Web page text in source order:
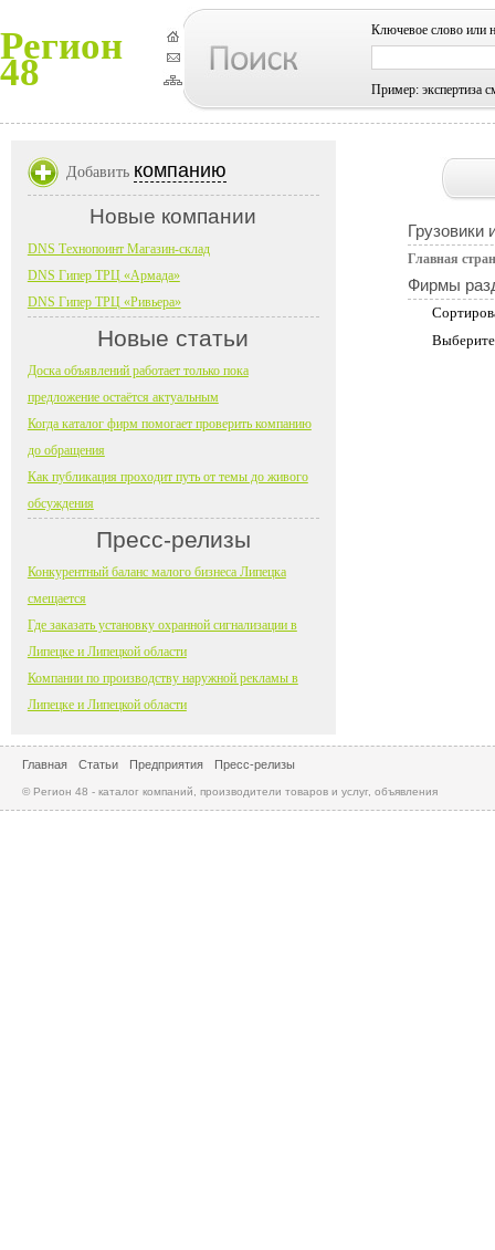
Регион
48
Ключевое слово или
Пример: экспертиза
Грузовики
Главная
Фирмы
Добавить компанию
Новые компании
DNS Технопоинт Магазин-склад
DNS Гипер ТРЦ «Армада»
DNS Гипер ТРЦ «Ривьера»
Новые статьи
Доска объявлений работает только пока
предложение остаётся актуальным
Когда каталог фирм помогает проверить компанию
до обращения
Как публикация проходит путь от темы до живого
обсуждения
Пресс-релизы
Конкурентный баланс малого бизнеса Липецка
смещается
Где заказать установку охранной сигнализации в
Липецке и Липецкой области
Компании по производству наружной рекламы в
Липецке и Липецкой области
Главная Статьи Предприятия Пресс-релизы
© Регион 48 - каталог компаний, производители товаров и услуг, объявления